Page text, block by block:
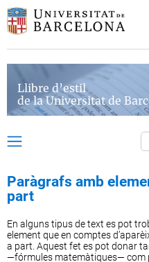
Llibre d’estil
de la Universitat de
Paràgrafs amb
part
En alguns tipus de text es pot
element que en comptes
a part. Aquest fet es pot donar
—fórmules matemàtiques— com